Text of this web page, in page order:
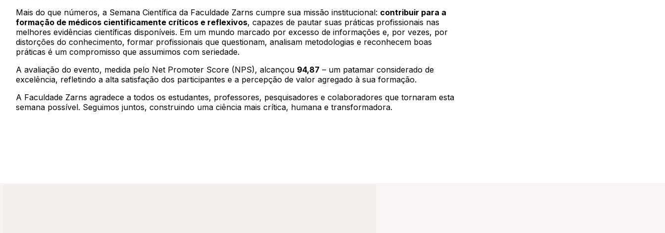
Mais do que números, a Semana Científica da Faculdade Zarns cumpre sua missão institucional: contribuir para a
formação de médicos cientificamente críticos e reflexivos, capazes de pautar suas práticas profissionais nas
melhores evidências científicas disponíveis. Em um mundo marcado por excesso de informações e, por vezes, por
distorções do conhecimento, formar profissionais que questionam, analisam metodologias e reconhecem boas
práticas é um compromisso que assumimos com seriedade.
A avaliação do evento, medida pelo Net Promoter Score (NPS), alcançou 94,87 – um patamar considerado de
excelência, refletindo a alta satisfação dos participantes e a percepção de valor agregado à sua formação.
A Faculdade Zarns agradece a todos os estudantes, professores, pesquisadores e colaboradores que tornaram esta
semana possível. Seguimos juntos, construindo uma ciência mais crítica, humana e transformadora.